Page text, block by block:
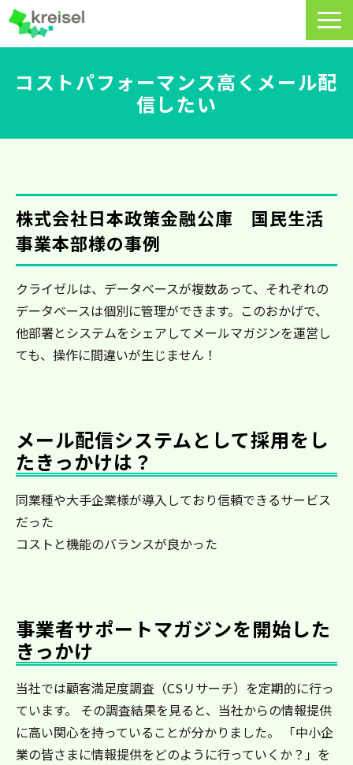
サービス一覧
クライゼルの使い方
導入事例
料金・プラン
よくあるご質問
CRMラボ
コストパフォーマンス高くメール配
信したい
株式会社日本政策金融公庫　国民生活
事業本部様の事例
クライゼルは、データベースが複数あって、それぞれの
データベースは個別に管理ができます。このおかげで、
他部署とシステムをシェアしてメールマガジンを運営し
ても、操作に間違いが生じません！
メール配信システムとして採用をし
たきっかけは？
同業種や大手企業様が導入しており信頼できるサービス
だった
コストと機能のバランスが良かった
事業者サポートマガジンを開始した
きっかけ
当社では顧客満足度調査（CSリサーチ）を定期的に行っ
ています。 その調査結果を見ると、当社からの情報提供
に高い関心を持っていることが分かりました。 「中小企
業の皆さまに情報提供をどのように行っていくか？」を